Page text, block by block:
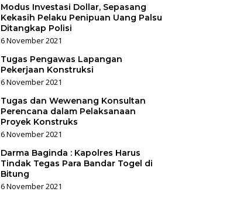
Modus Investasi Dollar, Sepasang
Kekasih Pelaku Penipuan Uang Palsu
Ditangkap Polisi
6 November 2021
Tugas Pengawas Lapangan
Pekerjaan Konstruksi
6 November 2021
Tugas dan Wewenang Konsultan
Perencana dalam Pelaksanaan
Proyek Konstruks
6 November 2021
Darma Baginda : Kapolres Harus
Tindak Tegas Para Bandar Togel di
Bitung
6 November 2021